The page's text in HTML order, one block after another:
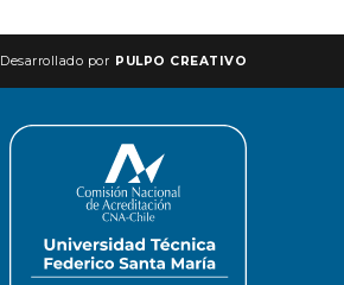
Desarrollado por PULPO CREATIVO